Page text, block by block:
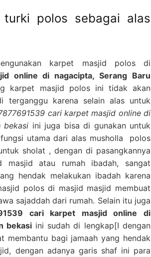
polos sebagai alas
karpet masjid polos di
online di nagacipta, Serang Baru
karpet masjid polos ini tidak akan
terganggu karena selain alas untuk
cari karpet masjid online di
bekasi ini juga bisa di gunakan untuk
utama dari alas musholla polos
sholat , dengan di pasangkannya
masjid atau rumah ibadah, sangat
hendak melakukan ibadah karena
polos di masjid masjid membuat
sajaddah dari rumah. Selain itu juga
cari karpet masjid online di
bekasi ini sudah di lengkap[I dengan
membantu bagi jamaah yang hendak
dengan adanya garis shaf ini para